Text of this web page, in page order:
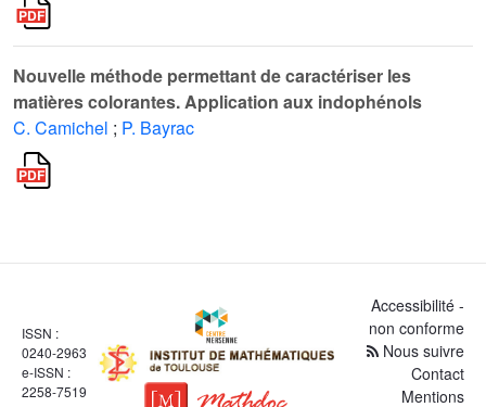
Nouvelle méthode permettant de caractériser les
matières colorantes. Application aux indophénols
C. Camichel ; P. Bayrac
ISSN :
0240-2963
e-ISSN :
2258-7519
Accessibilité -
non conforme
Nous suivre
Contact
Mentions